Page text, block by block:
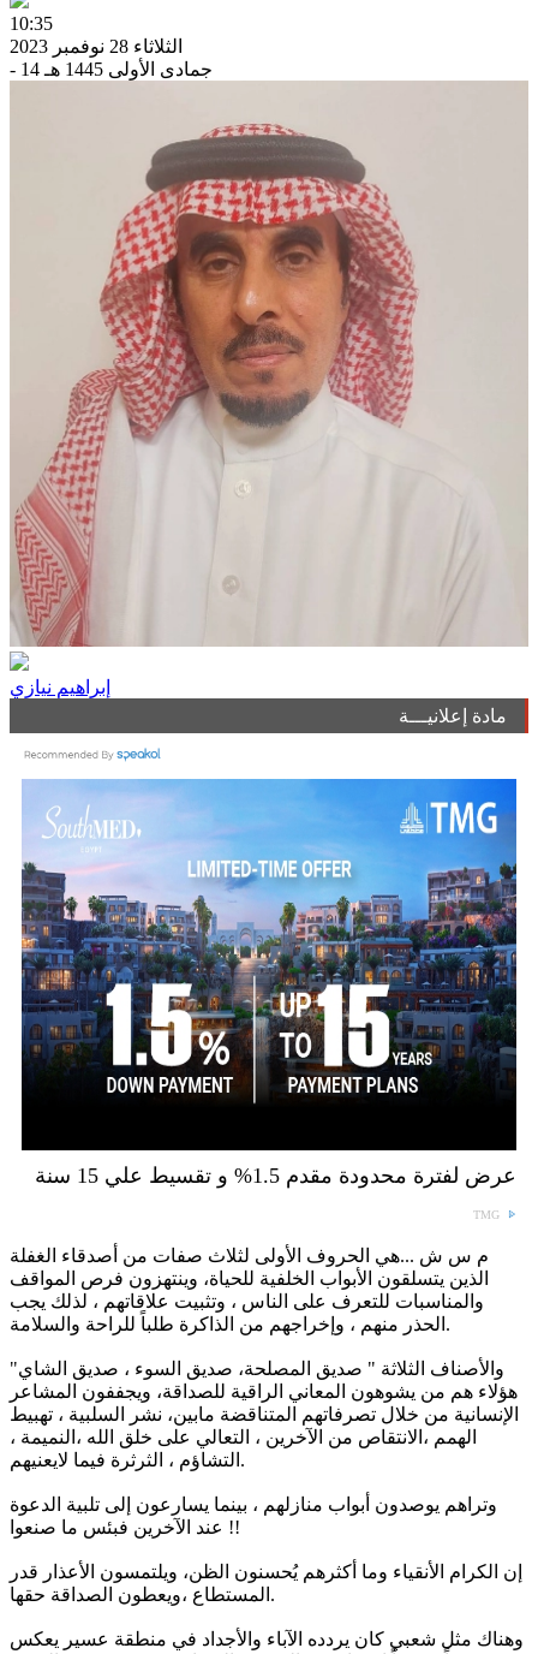
10:35
الثلاثاء 28 نوفمبر 2023
- 14 جمادى الأولى 1445 هـ
إبراهيم نيازي
مادة إعلانيـــة
عرض لفترة محدودة مقدم 1.5% و تقسيط علي 15 سنة
TMG
م س ش ...هي الحروف الأولى لثلاث صفات من أصدقاء الغفلة
الذين يتسلقون الأبواب الخلفية للحياة، وينتهزون فرص المواقف
والمناسبات للتعرف على الناس ، وتثبيت علاقاتهم ، لذلك يجب
الحذر منهم ، وإخراجهم من الذاكرة طلباً للراحة والسلامة.
والأصناف الثلاثة " صديق المصلحة، صديق السوء ، صديق الشاي"
هؤلاء هم من يشوهون المعاني الراقية للصداقة، ويجففون المشاعر
الإنسانية من خلال تصرفاتهم المتناقضة مابين، نشر السلبية ، تهبيط
الهمم ،الانتقاص من الآخرين ، التعالي على خلق الله ،النميمة ،
التشاؤم ، الثرثرة فيما لايعنيهم.
وتراهم يوصدون أبواب منازلهم ، بينما يسارعون إلى تلبية الدعوة
عند الآخرين فبئس ما صنعوا !!
إن الكرام الأنقياء وما أكثرهم يُحسنون الظن، ويلتمسون الأعذار قدر
المستطاع ،ويعطون الصداقة حقها.
وهناك مثل شعبي كان يردده الآباء والأجداد في منطقة عسير يعكس